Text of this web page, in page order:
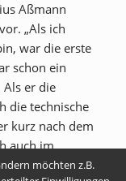
Aßmann
„Als ich
war die erste
schon ein
Als er die
die technische
kurz nach dem
auch im
ob er esmöchten z.B.